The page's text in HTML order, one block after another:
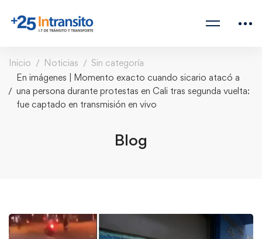
Inicio Noticias
Sin categoría
En imágenes | Momento exacto cuando sicario atacó a
una persona durante protestas en Cali tras segunda vuelta:
fue captado en transmisión en vivo
Blog